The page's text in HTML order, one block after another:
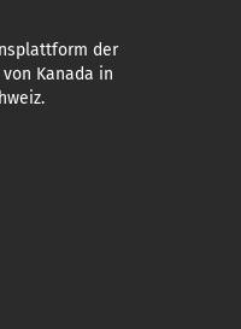
der
Kanada in